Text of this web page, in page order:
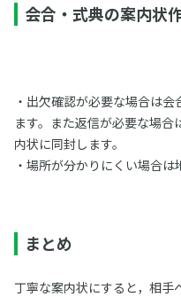
会合・式典の案内状
・出欠確認が必要な場合は
ます。また返信が必要な場合
内状に同封します。
・場所が分かりにくい場合は
まとめ
丁寧な案内状にすると，相手